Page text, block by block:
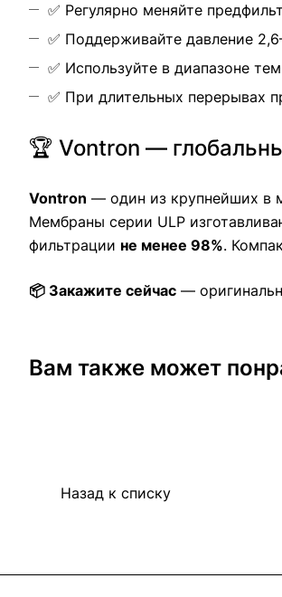
✅ Регулярно меняйте
✅ Поддерживайте давление
✅ Используйте в диапазоне
✅ При длительных перерывах
🏆 Vontron —
Vontron — один из крупнейших в
Мембраны серии ULP
фильтрации не менее 98%.
📦 Закажите сейчас —
Вам также может
Назад к списку